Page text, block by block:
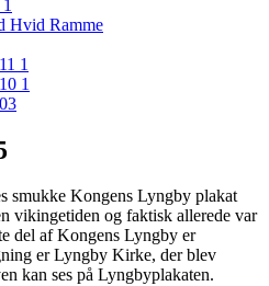
smukke Kongens Lyngby plakat
vikingetiden og faktisk allerede var
del af Kongens Lyngby er
er Lyngby Kirke, der blev
kan ses på Lyngbyplakaten.